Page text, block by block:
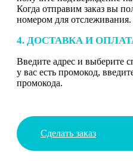
Когда отправим заказ вы
номером для отслеживания.
4. ДОСТАВКА И
Введите адрес и выберите
у вас есть промокод,
промокода.
Сделать заказ